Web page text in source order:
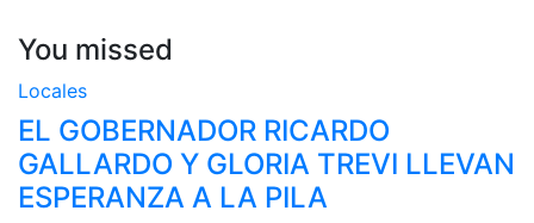
You missed
Locales
EL GOBERNADOR RICARDO
GALLARDO Y GLORIA TREVI LLEVAN
ESPERANZA A LA PILA